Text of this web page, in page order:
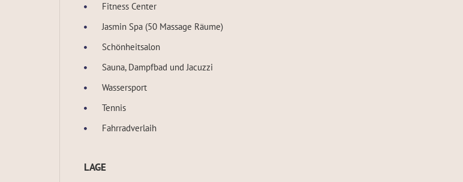
Fitness Center
Jasmin Spa (50 Massage Räume)
Schönheitsalon
Sauna, Dampfbad und Jacuzzi
Wassersport
Tennis
Fahrradverlaih
LAGE